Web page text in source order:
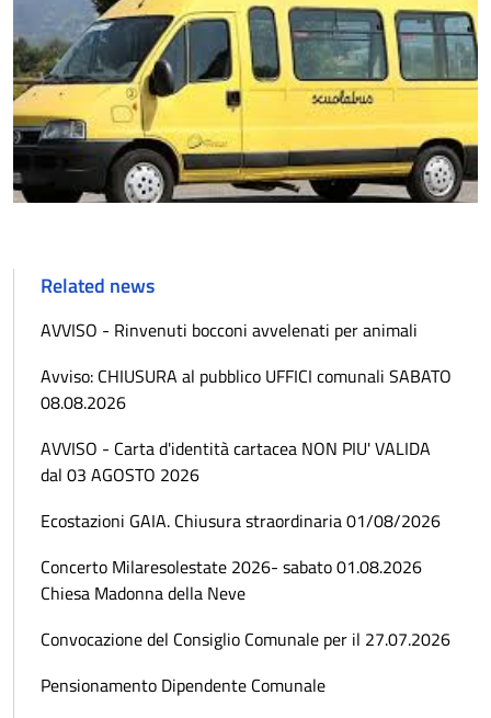
Related news
AVVISO - Rinvenuti bocconi avvelenati per animali
Avviso: CHIUSURA al pubblico UFFICI comunali SABATO
08.08.2026
AVVISO - Carta d'identità cartacea NON PIU' VALIDA
dal 03 AGOSTO 2026
Ecostazioni GAIA. Chiusura straordinaria 01/08/2026
Concerto Milaresolestate 2026- sabato 01.08.2026
Chiesa Madonna della Neve
Convocazione del Consiglio Comunale per il 27.07.2026
Pensionamento Dipendente Comunale